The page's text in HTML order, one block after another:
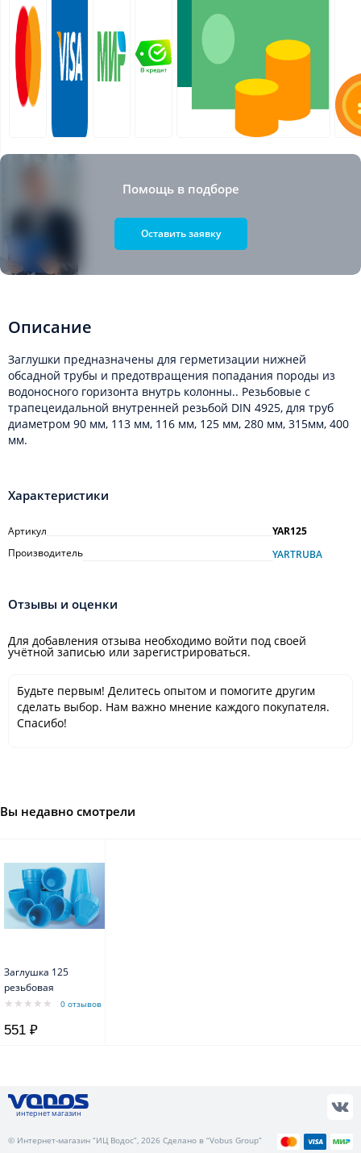
Помощь в подборе
Оставить заявку
Описание
Заглушки предназначены для герметизации нижней
обсадной трубы и предотвращения попадания породы из
водоносного горизонта внутрь колонны.. Резьбовые с
трапецеидальной внутренней резьбой DIN 4925, для труб
диаметром 90 мм, 113 мм, 116 мм, 125 мм, 280 мм, 315мм, 400
мм.
Характеристики
Артикул
YAR125
Производитель
YARTRUBA
Отзывы и оценки
Для добавления отзыва необходимо войти под своей
учётной записью или зарегистрироваться.
Будьте первым! Делитесь опытом и помогите другим
сделать выбор. Нам важно мнение каждого покупателя.
Спасибо!
Вы недавно смотрели
Заглушка 125
резьбовая
0 отзывов
551 ₽
интернет магазин
© Интернет-магазин “ИЦ Водос”, 2026 Сделано в “Vobus Group”